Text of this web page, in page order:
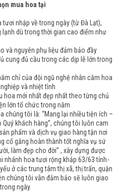
mua hoa tại
nhập về trong ngày (từ Đà Lạt),
dù trong thời gian cao điểm như
nguyên phụ liệu đảm bảo đầy
cung đủ cầu trong các dịp lễ lớn trong
chỉ của đội ngũ nghệ nhân cắm hoa
và nhiệt tình
mới nhất đẹp nhất theo từng chủ
lớn tổ chức trong năm
chúng tôi là: “Mang lại nhiều tiện ích –
khách hàng”, chúng tôi luôn cam
phẩm và dịch vụ giao hàng tận nơi
cố gắng hoàn thành tốt nghĩa vụ sứ
làm đẹp cho đời” , xây dựng được
nhánh hoa tươi rộng khắp 63/63 tỉnh-
ở các trung tâm thị xã, thị trấn, quận
chúng tôi vẫn đảm bảo sẽ luôn giao
ngày.